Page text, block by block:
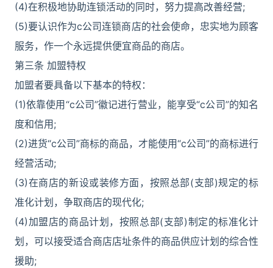
(4)在积极地协助连锁活动的同时，努力提高改善经营;
(5)要认识作为c公司连锁商店的社会使命，忠实地为顾客
服务，作一个永远提供便宜商品的商店。
第三条 加盟特权
加盟者要具备以下基本的特权：
(1)依靠使用“c公司”徽记进行营业，能享受“c公司”的知名
度和信用;
(2)进货“c公司”商标的商品，才能使用“c公司”的商标进行
经营活动;
(3)在商店的新设或装修方面，按照总部(支部)规定的标
准化计划，争取商店的现代化;
(4)加盟店的商品计划，按照总部(支部)制定的标准化计
划，可以接受适合商店店址条件的商品供应计划的综合性
援助;